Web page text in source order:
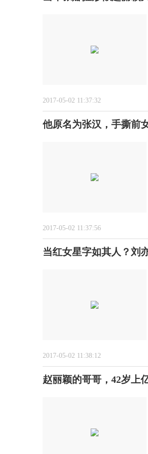
2017-05-02 11:37:32
他原名为张汉，手撕前
2017-05-02 11:37:56
当红女星字如其人？刘
2017-05-02 11:38:12
赵丽颖的哥哥，42岁上